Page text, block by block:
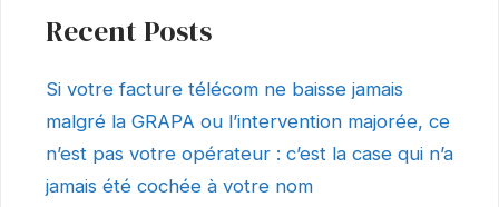
Recent Posts
Si votre facture télécom ne baisse jamais
malgré la GRAPA ou l’intervention majorée, ce
n’est pas votre opérateur : c’est la case qui n’a
jamais été cochée à votre nom